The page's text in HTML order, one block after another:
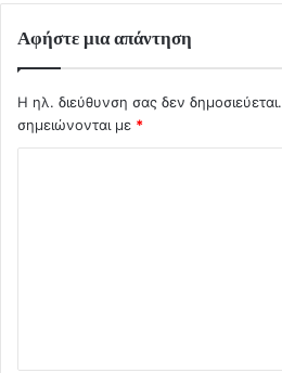
Αφήστε μια απάντηση
Η ηλ. διεύθυνση σας δεν δημοσιεύεται.
σημειώνονται με *